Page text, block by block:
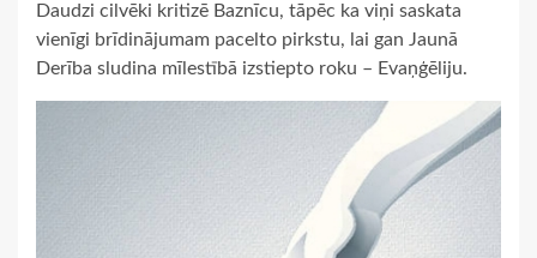
Daudzi cilvēki kritizē Baznīcu, tāpēc ka viņi saskata
vienīgi brīdinājumam pacelto pirkstu, lai gan Jaunā
Derība sludina mīlestībā izstiepto roku – Evaņģēliju.